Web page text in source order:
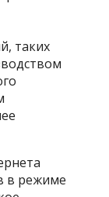
таких
в режиме